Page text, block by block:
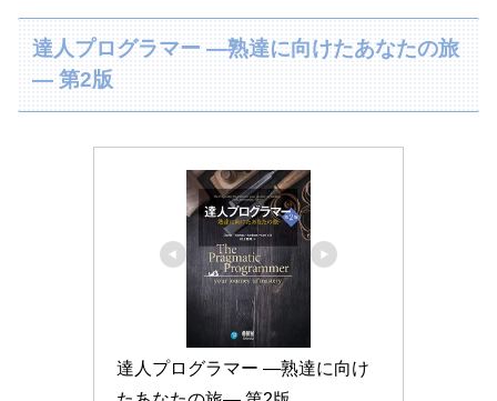
達人プログラマー ―熟達に向けたあなたの旅
― 第2版
達人プログラマー ―熟達に向け